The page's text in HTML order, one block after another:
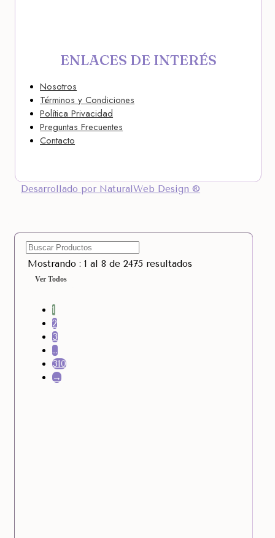
ENLACES DE INTERÉS
Nosotros
Términos y Condiciones
Política Privacidad
Preguntas Frecuentes
Contacto
Desarrollado por NaturalWeb Design ®
Mostrando : 1 al 8 de 2475 resultados
Ver Todos
1
2
3
…
310
→